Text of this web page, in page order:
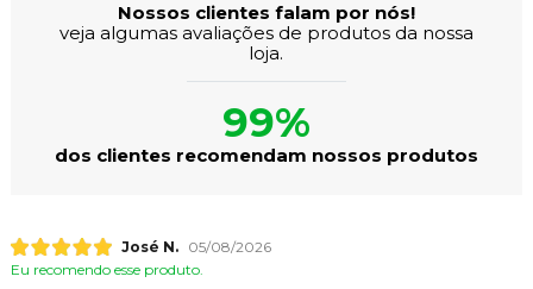
Nossos clientes falam por nós!
veja algumas avaliações de produtos da nossa
loja.
99%
dos clientes recomendam nossos produtos
José N.
05/08/2026
Eu recomendo esse produto.